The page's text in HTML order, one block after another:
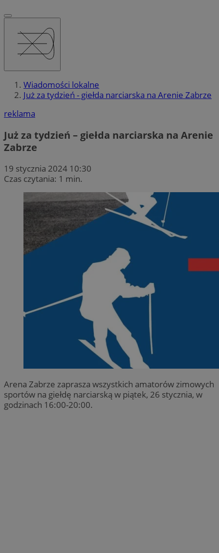
Wiadomości lokalne
Już za tydzień - giełda narciarska na Arenie Zabrze
reklama
Już za tydzień – giełda narciarska na Arenie
Zabrze
19 stycznia 2024 10:30
Czas czytania: 1 min.
Arena Zabrze zaprasza wszystkich amatorów zimowych
sportów na giełdę narciarską w piątek, 26 stycznia, w
godzinach 16:00-20:00.